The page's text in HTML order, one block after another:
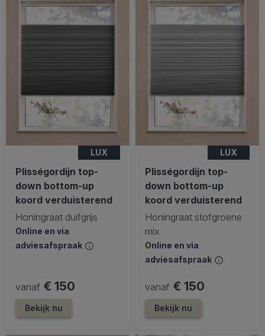
LUX
Plisségordijn top-
down bottom-up
koord verduisterend
Honingraat duifgrijs
Online en via
adviesafspraak
vanaf € 150
Bekijk nu
LUX
Plisségordijn top-
down bottom-up
koord verduisterend
Honingraat stofgroene
mix
Online en via
adviesafspraak
vanaf € 150
Bekijk nu